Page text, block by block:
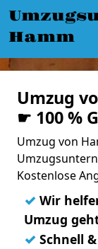
Hamm
Umzug
☛ 100 %
Umzug von
Kostenlose
✓ Wir
Umzug
✓ Schnell